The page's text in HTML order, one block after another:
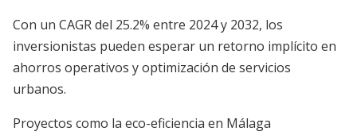
Con un CAGR del 25.2% entre 2024 y 2032, los
inversionistas pueden esperar un retorno implícito en
ahorros operativos y optimización de servicios
urbanos.
Proyectos como la eco-eficiencia en Málaga